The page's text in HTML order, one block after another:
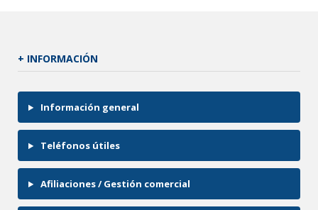
+ INFORMACIÓN
Información general
Teléfonos útiles
Afiliaciones / Gestión comercial